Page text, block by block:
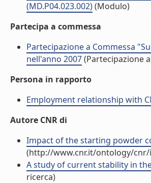
(MD.P04.023.002)(Modulo)
Partecipa a commessa
Partecipazione a Commessa
nell'anno 2007(Partecipazione
Persona in rapporto
Employment relationship with
Autore CNR di
Impact of the starting powder
(http://www.cnr.it/ontology/
A study of current stability in
ricerca)